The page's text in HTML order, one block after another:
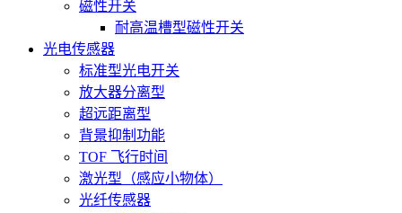
磁性开关
耐高温槽型磁性开关
光电传感器
标准型光电开关
放大器分离型
超远距离型
背景抑制功能
TOF 飞行时间
激光型（感应小物体）
光纤传感器